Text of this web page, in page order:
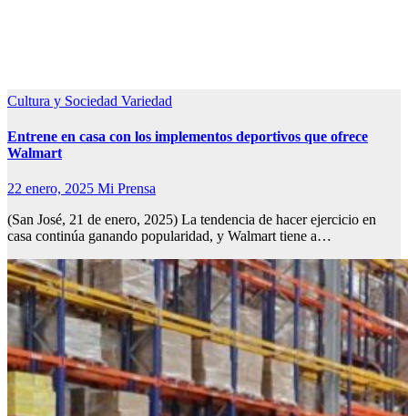
Cultura y Sociedad Variedad
Entrene en casa con los implementos deportivos que ofrece
Walmart
22 enero, 2025 Mi Prensa
(San José, 21 de enero, 2025) La tendencia de hacer ejercicio en
casa continúa ganando popularidad, y Walmart tiene a…